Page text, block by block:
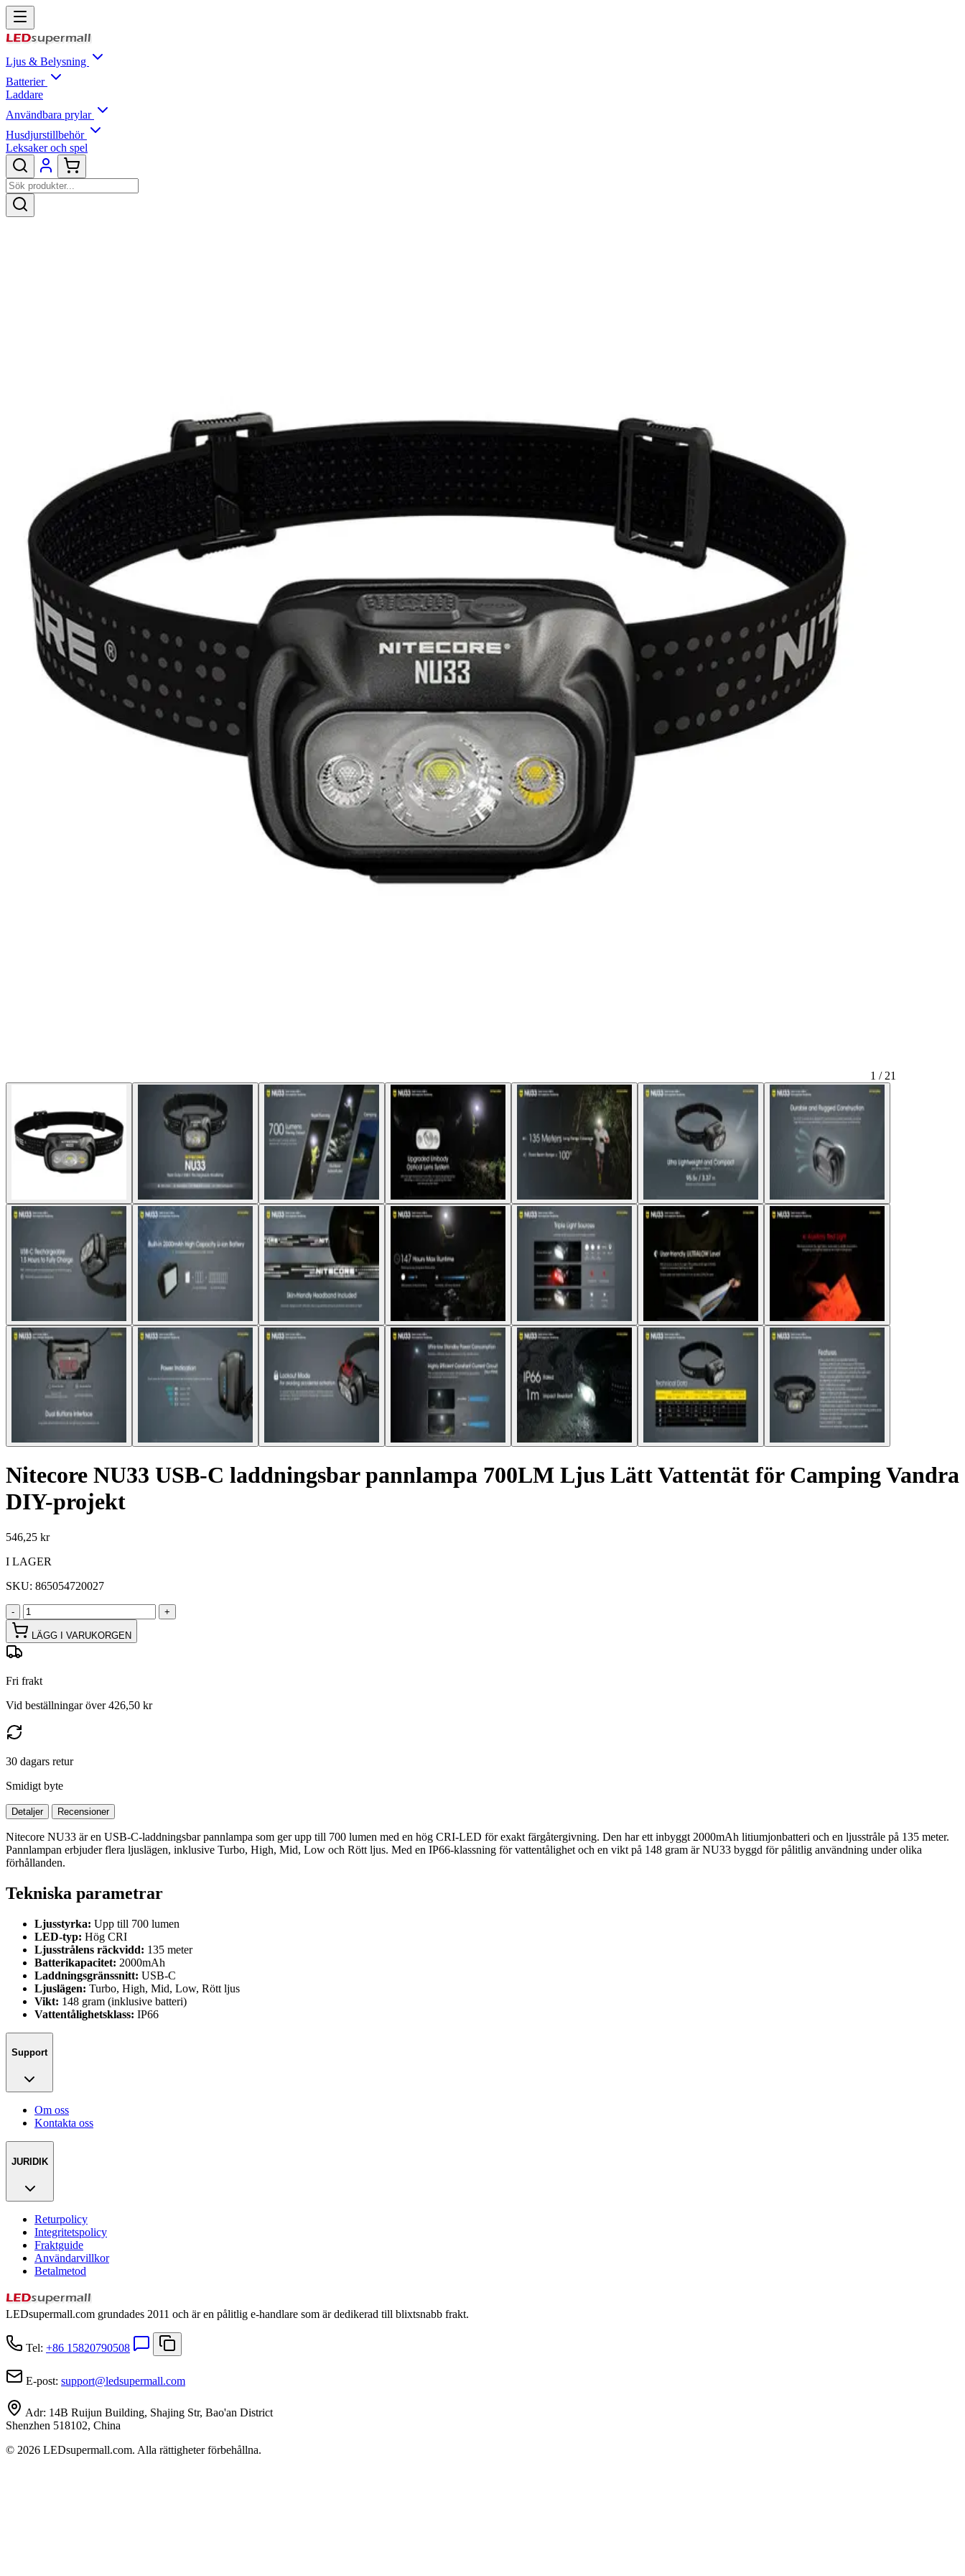
Ljus & Belysning
Batterier
Laddare
Användbara prylar
Husdjurstillbehör
Leksaker och spel
1 / 21
Nitecore NU33 USB-C laddningsbar pannlampa 700LM Ljus Lätt Vattentät för Camping Vandra
DIY-projekt
546,25 kr
I LAGER
SKU: 865054720027
- +
LÄGG I VARUKORGEN
Fri frakt
Vid beställningar över 426,50 kr
30 dagars retur
Smidigt byte
Detaljer Recensioner
Nitecore NU33 är en USB-C-laddningsbar pannlampa som ger upp till 700 lumen med en hög CRI-LED för exakt färgåtergivning. Den har ett inbyggt 2000mAh litiumjonbatteri och en ljusstråle på 135 meter.
Pannlampan erbjuder flera ljuslägen, inklusive Turbo, High, Mid, Low och Rött ljus. Med en IP66-klassning för vattentålighet och en vikt på 148 gram är NU33 byggd för pålitlig användning under olika
förhållanden.
Tekniska parametrar
Ljusstyrka: Upp till 700 lumen
LED-typ: Hög CRI
Ljusstrålens räckvidd: 135 meter
Batterikapacitet: 2000mAh
Laddningsgränssnitt: USB-C
Ljuslägen: Turbo, High, Mid, Low, Rött ljus
Vikt: 148 gram (inklusive batteri)
Vattentålighetsklass: IP66
Support
Om oss
Kontakta oss
JURIDIK
Returpolicy
Integritetspolicy
Fraktguide
Användarvillkor
Betalmetod
LEDsupermall.com grundades 2011 och är en pålitlig e-handlare som är dedikerad till blixtsnabb frakt.
Tel: +86 15820790508
E-post: support@ledsupermall.com
Adr: 14B Ruijun Building, Shajing Str, Bao'an District
Shenzhen 518102, China
© 2026 LEDsupermall.com. Alla rättigheter förbehållna.